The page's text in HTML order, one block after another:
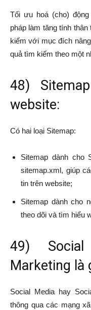
Tối ưu hoá (cho)
pháp làm tăng tính
kiếm với mục đích
quả tìm kiếm theo một
48)
website:
Có hai loại Sitemap:
Sitemap dành cho
sitemap.xml, giúp
tin trên website;
Sitemap dành cho
theo dõi và tìm hiểu
49)
Marketing là
Social Media hay
thông qua các mạng